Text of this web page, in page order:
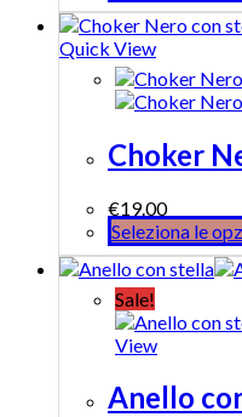
Quick View
Choker
€19.00
Seleziona le
Sale!
View
Anello